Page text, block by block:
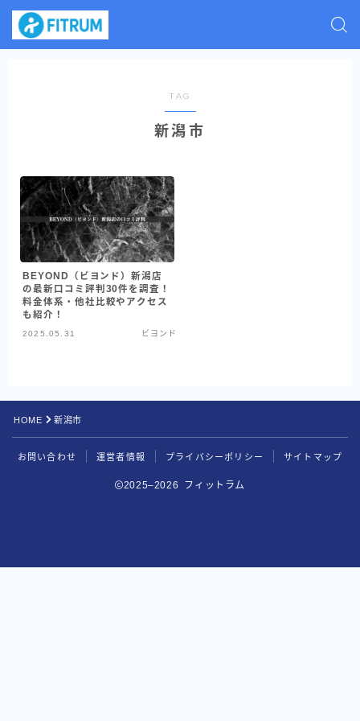
TAG
新潟市
BEYOND（ビヨンド）新潟店
の最新口コミ評判30件を調査！
料金体系・他社比較やアクセス
も紹介！
2025.05.31 ビヨンド
HOME 新潟市
お問い合わせ 運営者情報 プライバシーポリシー サイトマップ
2025–2026 フィットラム